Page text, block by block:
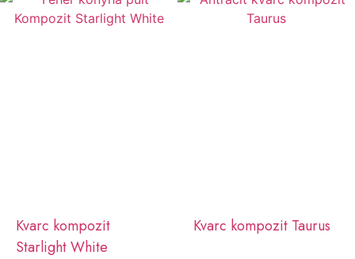
Kvarc kompozit
Starlight White
Kvarc kompozit Taurus